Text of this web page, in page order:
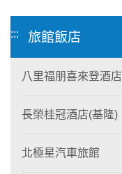
::: 旅館飯店
八里福朋喜來登酒店
長榮桂冠酒店(基隆)
北極星汽車旅館